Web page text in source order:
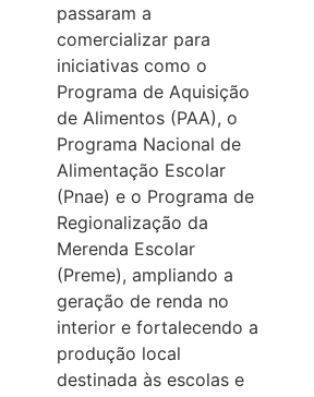
passaram a
comercializar para
iniciativas como o
Programa de Aquisição
de Alimentos (PAA), o
Programa Nacional de
Alimentação Escolar
(Pnae) e o Programa de
Regionalização da
Merenda Escolar
(Preme), ampliando a
geração de renda no
interior e fortalecendo a
produção local
destinada às escolas e